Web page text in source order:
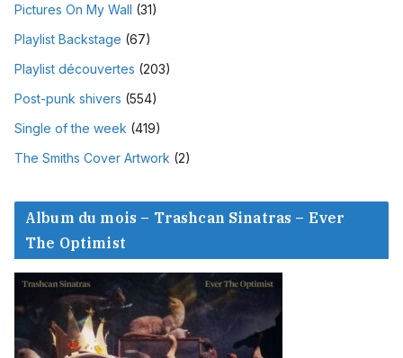
Pictures On My Wall (31)
Playlist Backstage (67)
Playlist découvertes (203)
Post-punk shivers (554)
Single of the week (419)
The Smiths Cover Artwork (2)
Album du mois – Trashcan Sinatras – Ever
The Optimist